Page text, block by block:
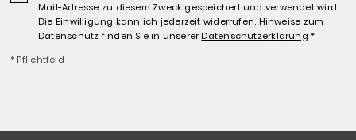
Mail-Adresse zu diesem Zweck gespeichert und verwendet wird.
Die Einwilligung kann ich jederzeit widerrufen. Hinweise zum
Datenschutz finden Sie in unsererDatenschutz­erklärung *
* Pflichtfeld